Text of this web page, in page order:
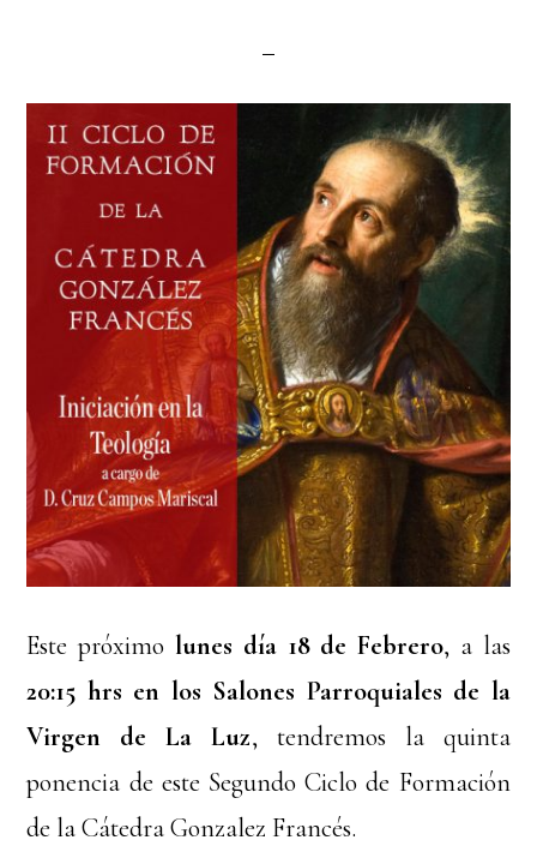
Este próximo lunes día 18 de Febrero, a las
20:15 hrs en los Salones Parroquiales de la
Virgen de La Luz, tendremos la quinta
ponencia de este Segundo Ciclo de Formación
de la Cátedra Gonzalez Francés.